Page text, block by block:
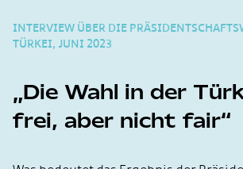
INTERVIEW ÜBER DIE
TÜRKEI, JUNI 2023
Die Wahl in der
frei, aber nicht fair